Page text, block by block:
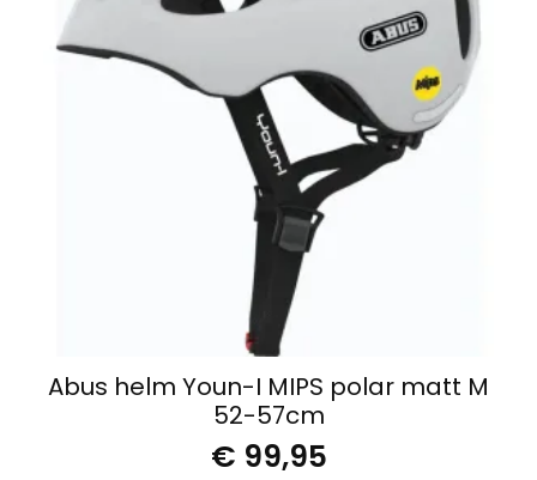
Abus helm Youn-I MIPS polar matt M
52-57cm
€ 99,95